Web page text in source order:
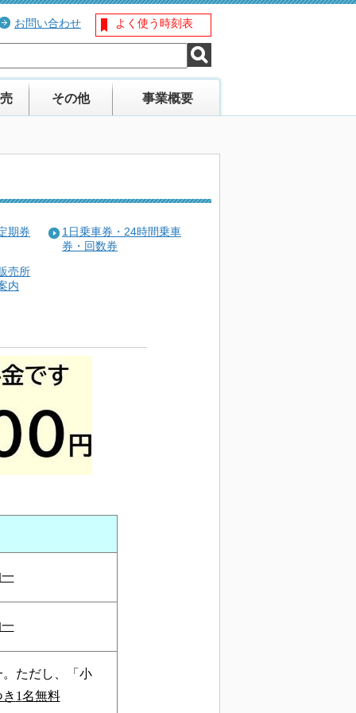
お問い合わせ よく使う時刻表
その他 事業概要
期券
1日乗車券・24時間乗車
券・回数券
売所
内
ただし、「小
1名無料